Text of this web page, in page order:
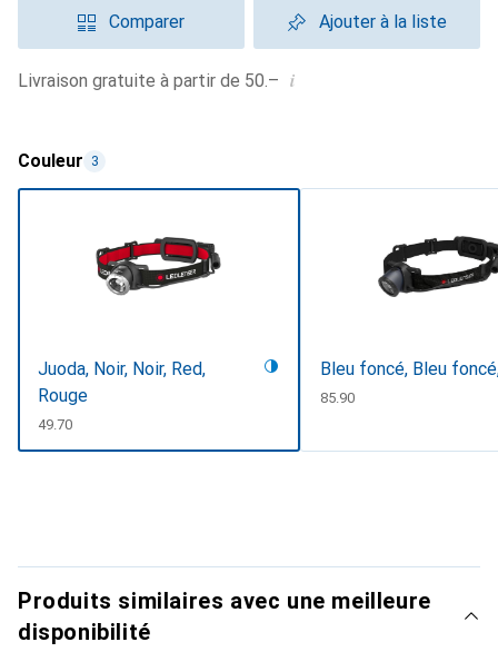
Comparer Ajouter à la liste
Livraison gratuite à partir de 50.– i
Couleur 3
Juoda, Noir, Noir, Red,
Rouge
CHF
49.70
Bleu foncé, Bleu
CHF
85.90
Produits similaires avec une meilleure
disponibilité